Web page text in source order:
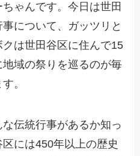
ゃんです。今日は世田
について、ガッツリと
は世田谷区に住んで15
域の祭りを巡るのが毎
。
伝統行事があるか知っ
には450年以上の歴史